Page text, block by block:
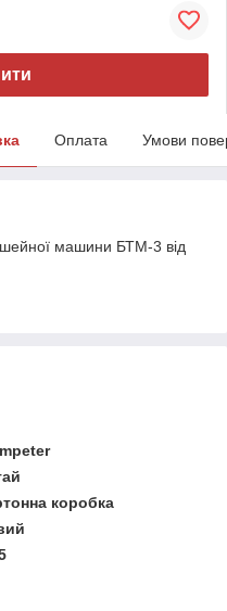
Оплата Умови
машини БТМ-3 від
коробка